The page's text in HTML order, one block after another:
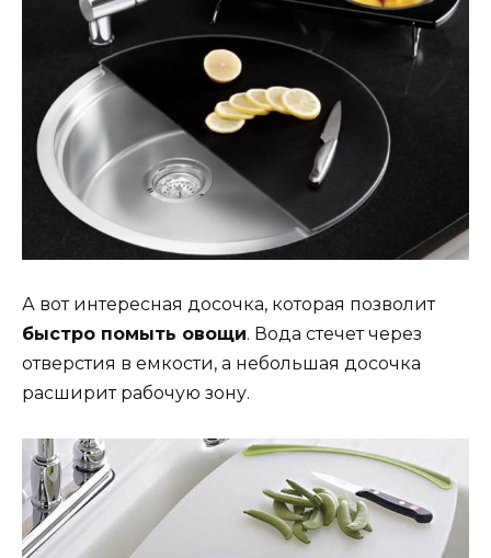
А вот интересная досочка, которая позволит
быстро помыть овощи. Вода стечет через
отверстия в емкости, а небольшая досочка
расширит рабочую зону.